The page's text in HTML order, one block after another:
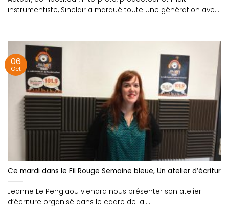
instrumentiste, Sinclair a marqué toute une génération avec
Ce mardi dans le Fil Rouge Semaine bleue, Un atelier
Jeanne Le Penglaou viendra nous présenter son atelier
d’écriture organisé dans le cadre de la....
06
Oct